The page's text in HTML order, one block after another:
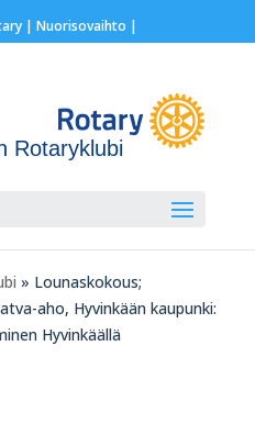
| Nuorisovaihto |
Rotaryklubi
» Lounaskokous;
aho, Hyvinkään kaupunki:
Hyvinkäällä